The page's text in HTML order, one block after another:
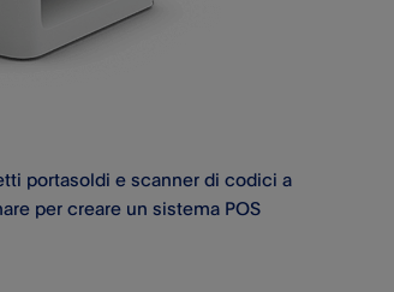
portasoldi e scanner di codici a
per creare un sistema POS